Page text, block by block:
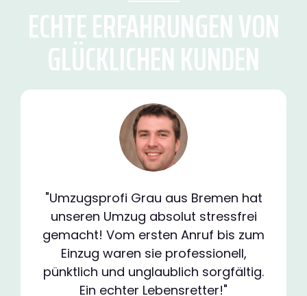
ECHTE ERFAHRUNGEN VON
GLÜCKLICHEN KUNDEN
"Umzugsprofi Grau aus Bremen hat
unseren Umzug absolut stressfrei
gemacht! Vom ersten Anruf bis zum
Einzug waren sie professionell,
pünktlich und unglaublich sorgfältig.
Ein echter Lebensretter!"